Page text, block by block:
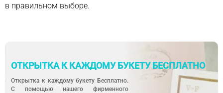
в правильном выборе.
ОТКРЫТКА К КАЖДОМУ БУКЕТУ БЕСПЛАТНО
Открытка к каждому букету Бесплатно.
С помощью нашего фирменного